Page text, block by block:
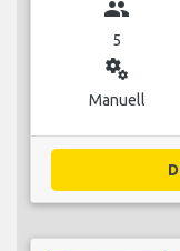
group
5
miscellaneous_services
Manuell